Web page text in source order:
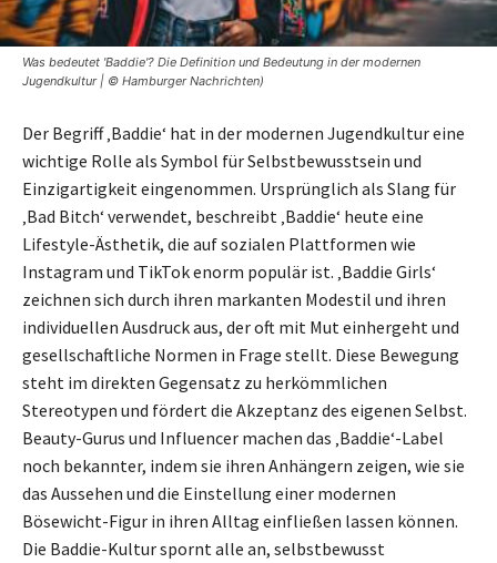
Was bedeutet 'Baddie'? Die Definition und Bedeutung in der modernen
Jugendkultur | © Hamburger Nachrichten)
Der Begriff ‚Baddie‘ hat in der modernen Jugendkultur eine
wichtige Rolle als Symbol für Selbstbewusstsein und
Einzigartigkeit eingenommen. Ursprünglich als Slang für
‚Bad Bitch‘ verwendet, beschreibt ‚Baddie‘ heute eine
Lifestyle-Ästhetik, die auf sozialen Plattformen wie
Instagram und TikTok enorm populär ist. ‚Baddie Girls‘
zeichnen sich durch ihren markanten Modestil und ihren
individuellen Ausdruck aus, der oft mit Mut einhergeht und
gesellschaftliche Normen in Frage stellt. Diese Bewegung
steht im direkten Gegensatz zu herkömmlichen
Stereotypen und fördert die Akzeptanz des eigenen Selbst.
Beauty-Gurus und Influencer machen das ‚Baddie‘-Label
noch bekannter, indem sie ihren Anhängern zeigen, wie sie
das Aussehen und die Einstellung einer modernen
Bösewicht-Figur in ihren Alltag einfließen lassen können.
Die Baddie-Kultur spornt alle an, selbstbewusst